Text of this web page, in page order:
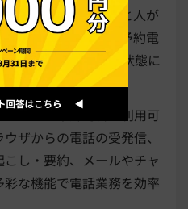
スです。自動応答と人が
電話の一次受けや予約電
い電話だけ出る」状態に
などの市外局番も利用可
ザからの電話の受発信、
し・要約、メールやチャ
な機能で電話業務を効率